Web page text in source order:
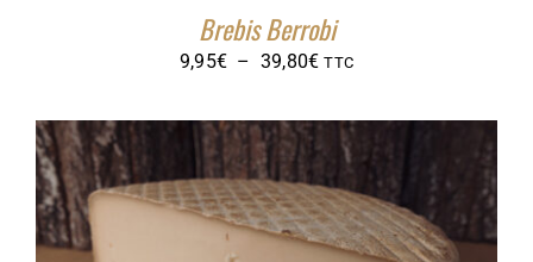
Brebis Berrobi
9,95€ – 39,80€Plage
prix :
9,95€
à
39,80€
TTC